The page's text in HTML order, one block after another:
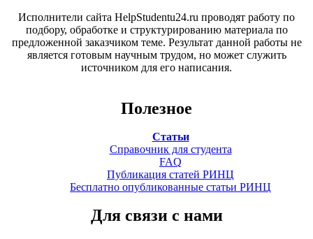
Исполнители сайта HelpStudentu24.ru проводят работу по
подбору, обработке и структурированию материала по
предложенной заказчиком теме. Результат данной работы не
является готовым научным трудом, но может служить
источником для его написания.
Полезное
Статьи
Справочник для студента
FAQ
Публикация статей РИНЦ
Бесплатно опубликованные статьи РИНЦ
Для связи с нами